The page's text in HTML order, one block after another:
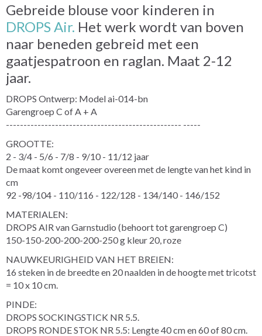
Gebreide blouse voor kinderen in
DROPS Air. Het werk wordt van boven
naar beneden gebreid met een
gaatjespatroon en raglan. Maat 2-12
jaar.
DROPS Ontwerp: Model ai-014-bn
Garengroep C of A + A
-------------------------------------------------- -----
GROOTTE:
2 - 3/4 - 5/6 - 7/8 - 9/10 - 11/12 jaar
De maat komt ongeveer overeen met de lengte van het kind in
cm
92 -98/104 - 110/116 - 122/128 - 134/140 - 146/152
MATERIALEN:
DROPS AIR van Garnstudio (behoort tot garengroep C)
150-150-200-200-200-250 g kleur 20, roze
NAUWKEURIGHEID VAN HET BREIEN:
16 steken in de breedte en 20 naalden in de hoogte met tricotst
= 10 x 10 cm.
PINDE:
DROPS SOCKINGSTICK NR 5.5.
DROPS RONDE STOK NR 5.5: Lengte 40 cm en 60 of 80 cm.